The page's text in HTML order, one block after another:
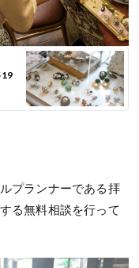
プランナーである拝
る無料相談を行って